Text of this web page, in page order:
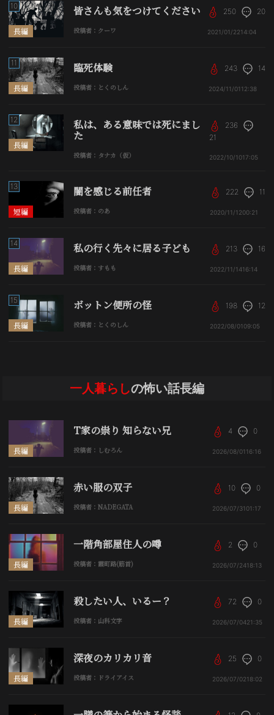
長編
10 皆さんも気をつけてください
投稿者：クーワ
250 20
2021/01/2214:04
長編
11 臨死体験
投稿者：とくのしん
243 14
2024/11/01 12:38
長編
12 私は、ある意味では死にまし
た
投稿者：タナカ（仮）
236
21
2022/10/1017:05
短編
13 闇を感じる前任者
投稿者：のあ
222 11
2020/11/1200:21
長編
14 私の行く先々に居る子ども
投稿者：すもも
213 16
2022/11/1416:14
長編
15 ボットン便所の怪
投稿者：とくのしん
198 12
2022/08/01 09:05
一人暮らしの怖い話長編
長編
T家の祟り 知らない兄
投稿者：しむろん
4 0
2026/08/01 16:16
長編
赤い服の双子
投稿者：NADEGATA
10 0
2026/07/31 01:17
長編
一階角部屋住人の噂
投稿者：霞町路(筋首)
2 0
2026/07/2418:13
長編
殺したい人、いるー？
投稿者：山科文字
72 0
2026/07/0421:35
長編
深夜のカリカリ音
投稿者：ドライアイス
25 0
2026/07/0218:02